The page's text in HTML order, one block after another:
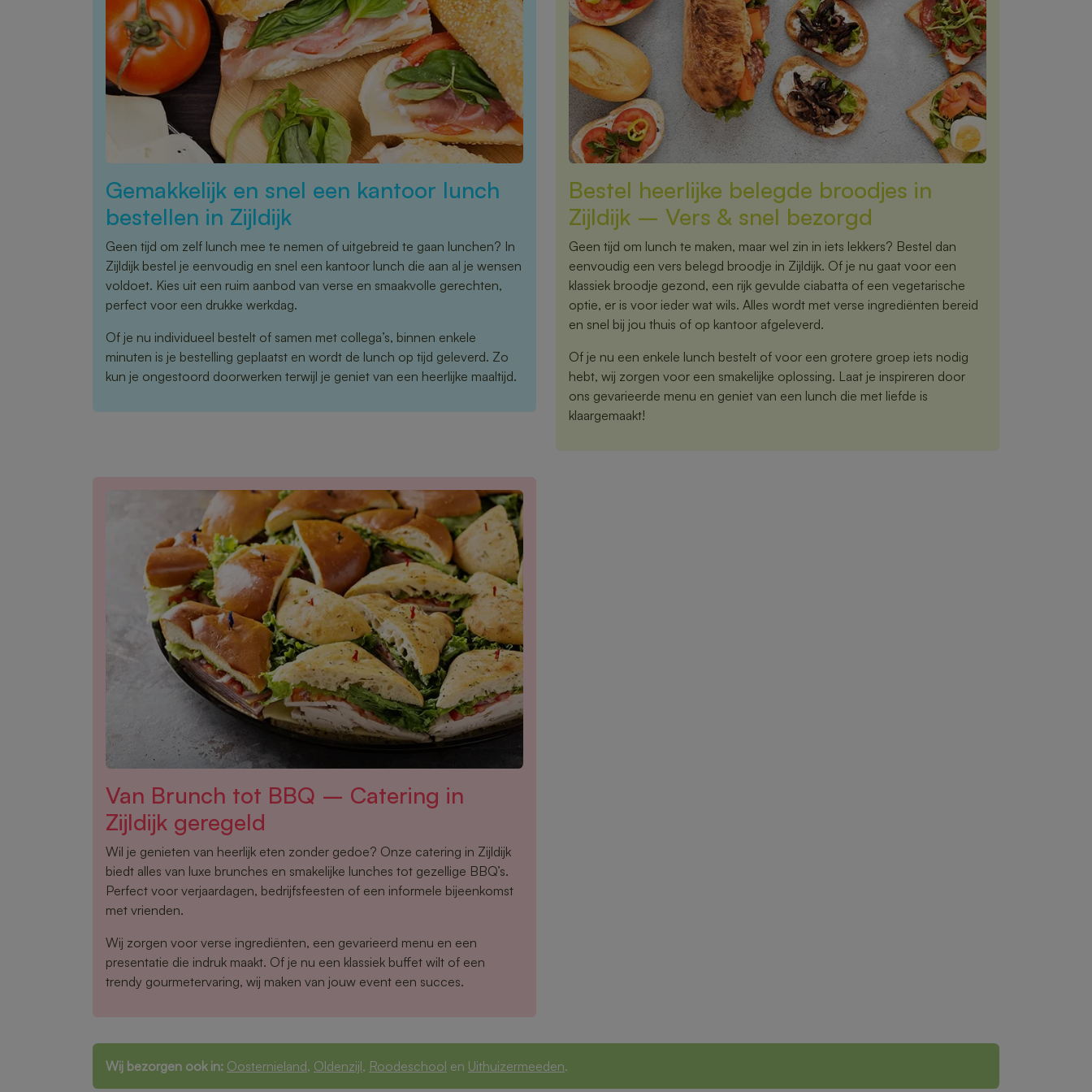
Gemakkelijk en snel een kantoor lunch
bestellen in Zijldijk
Geen tijd om zelf lunch mee te nemen of uitgebreid te gaan lunchen? In
Zijldijk bestel je eenvoudig en snel een kantoor lunch die aan al je wensen
voldoet. Kies uit een ruim aanbod van verse en smaakvolle gerechten,
perfect voor een drukke werkdag.
Of je nu individueel bestelt of samen met collega’s, binnen enkele
minuten is je bestelling geplaatst en wordt de lunch op tijd geleverd. Zo
kun je ongestoord doorwerken terwijl je geniet van een heerlijke maaltijd.
Bestel heerlijke belegde broodjes in
Zijldijk – Vers & snel bezorgd
Geen tijd om lunch te maken, maar wel zin in iets lekkers? Bestel dan
eenvoudig een vers belegd broodje in Zijldijk. Of je nu gaat voor een
klassiek broodje gezond, een rijk gevulde ciabatta of een vegetarische
optie, er is voor ieder wat wils. Alles wordt met verse ingrediënten bereid
en snel bij jou thuis of op kantoor afgeleverd.
Of je nu een enkele lunch bestelt of voor een grotere groep iets nodig
hebt, wij zorgen voor een smakelijke oplossing. Laat je inspireren door
ons gevarieerde menu en geniet van een lunch die met liefde is
klaargemaakt!
Van Brunch tot BBQ – Catering in
Zijldijk geregeld
Wil je genieten van heerlijk eten zonder gedoe? Onze catering in Zijldijk
biedt alles van luxe brunches en smakelijke lunches tot gezellige BBQ’s.
Perfect voor verjaardagen, bedrijfsfeesten of een informele bijeenkomst
met vrienden.
Wij zorgen voor verse ingrediënten, een gevarieerd menu en een
presentatie die indruk maakt. Of je nu een klassiek buffet wilt of een
trendy gourmetervaring, wij maken van jouw event een succes.
Wij bezorgen ook in: Oosternieland, Oldenzijl, Roodeschool en Uithuizermeeden.